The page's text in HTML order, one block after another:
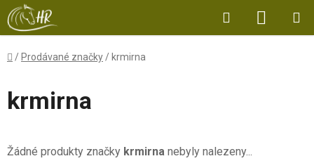
Přejít
na
obsah
Hledat
KOŠÍK
Domů
/ Prodávané značky / krmirna
krmirna
Žádné produkty značky krmirna nebyly nalezeny...